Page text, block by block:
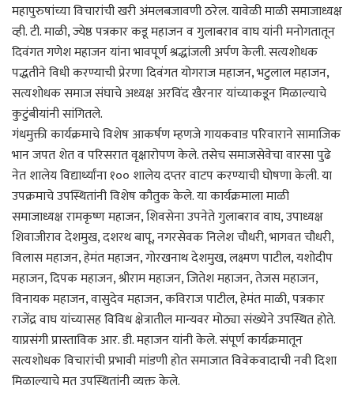
महापुरुषांच्या विचारांची खरी अंमलबजावणी ठरेल. यावेळी माळी समाजाध्यक्ष
व्ही. टी. माळी, ज्येष्ठ पत्रकार कडू महाजन व गुलाबराव वाघ यांनी मनोगतातून
दिवंगत गणेश महाजन यांना भावपूर्ण श्रद्धांजली अर्पण केली. सत्यशोधक
पद्धतीने विधी करण्याची प्रेरणा दिवंगत योगराज महाजन, भटुलाल महाजन,
सत्यशोधक समाज संघाचे अध्यक्ष अरविंद खैरनार यांच्याकडून मिळाल्याचे
कुटुंबीयांनी सांगितले.
गंधमुक्ती कार्यक्रमाचे विशेष आकर्षण म्हणजे गायकवाड परिवाराने सामाजिक
भान जपत शेत व परिसरात वृक्षारोपण केले. तसेच समाजसेवेचा वारसा पुढे
नेत शालेय विद्यार्थ्यांना १०० शालेय दप्तर वाटप करण्याची घोषणा केली. या
उपक्रमाचे उपस्थितांनी विशेष कौतुक केले. या कार्यक्रमाला माळी
समाजाध्यक्ष रामकृष्ण महाजन, शिवसेना उपनेते गुलाबराव वाघ, उपाध्यक्ष
शिवाजीराव देशमुख, दशरथ बापू, नगरसेवक निलेश चौधरी, भागवत चौधरी,
विलास महाजन, हेमंत महाजन, गोरखनाथ देशमुख, लक्ष्मण पाटील, यशोदीप
महाजन, दिपक महाजन, श्रीराम महाजन, जितेश महाजन, तेजस महाजन,
विनायक महाजन, वासुदेव महाजन, कविराज पाटील, हेमंत माळी, पत्रकार
राजेंद्र वाघ यांच्यासह विविध क्षेत्रातील मान्यवर मोठ्या संख्येने उपस्थित होते.
याप्रसंगी प्रास्ताविक आर. डी. महाजन यांनी केले. संपूर्ण कार्यक्रमातून
सत्यशोधक विचारांची प्रभावी मांडणी होत समाजात विवेकवादाची नवी दिशा
मिळाल्याचे मत उपस्थितांनी व्यक्त केले.